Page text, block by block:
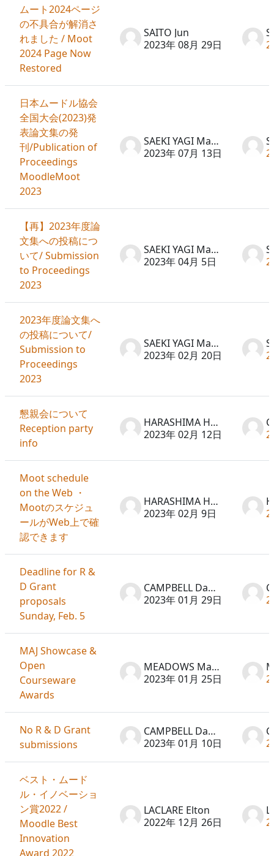
ムート2024ページ
の不具合が解消さ
れました / Moot
2024 Page Now
Restored
SAITO Jun
2023年 08月 29日
日本ムードル協会
全国大会(2023)発
表論文集の発
刊/Publication of
Proceedings
MoodleMoot
2023
SAEKI YAGI Machiko
2023年 07月 13日
【再】2023年度論
文集への投稿につ
いて/ Submission
to Proceedings
2023
SAEKI YAGI Machiko
2023年 04月 5日
2023年度論文集へ
の投稿について/
Submission to
Proceedings
2023
SAEKI YAGI Machiko
2023年 02月 20日
懇親会について
Reception party
info
HARASHIMA Hideto
2023年 02月 12日
Moot schedule
on the Web ・
Mootのスケジュ
ールがWeb上で確
認できます
HARASHIMA Hideto
2023年 02月 9日
Deadline for R &
D Grant
proposals
Sunday, Feb. 5
CAMPBELL David
2023年 01月 29日
MAJ Showcase &
Open
Courseware
Awards
MEADOWS Martin
2023年 01月 25日
No R & D Grant
submissions
CAMPBELL David
2023年 01月 10日
ベスト・ムード
ル・イノベーショ
ン賞2022 /
Moodle Best
Innovation
Award 2022
LACLARE Elton
2022年 12月 26日